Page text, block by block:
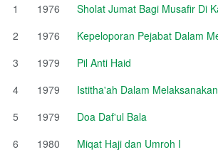
1
1976
Sholat Jumat Bagi Musafir Di
2
1976
Kepeloporan Pejabat Dalam
3
1979
Pil Anti Haid
4
1979
Istitha'ah Dalam
5
1979
Doa Daf'ul Bala
6
1980
Miqat Haji dan Umroh I